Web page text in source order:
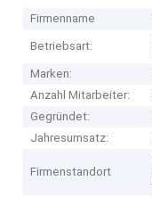
Firmenname
Betriebsart:
Marken:
Anzahl Mitarbeiter:
Gegründet:
Jahresumsatz:
Firmenstandort